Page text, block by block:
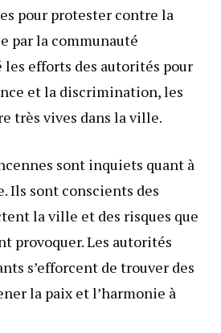
pour protester contre la
par la communauté
les efforts des autorités pour
et la discrimination, les
très vives dans la ville.
sont inquiets quant à
Ils sont conscients des
la ville et des risques que
provoquer. Les autorités
s’efforcent de trouver des
la paix et l’harmonie à